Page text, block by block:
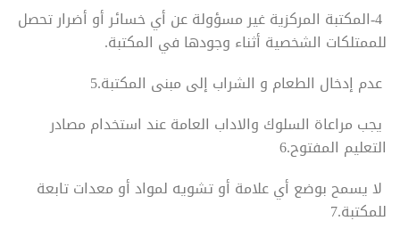
4-المكتبة المركزية غير مسؤولة عن أي خسائر أو أضرار تحصل
للممتلكات الشخصية أثناء وجودها في المكتبة.
عدم إدخال الطعام و الشراب إلى مبنى المكتبة.5
يجب مراعاة السلوك والاداب العامة عند استخدام مصادر
التعليم المفتوح.6
لا يسمح بوضع أي علامة أو تشويه لمواد أو معدات تابعة
للمكتبة.7